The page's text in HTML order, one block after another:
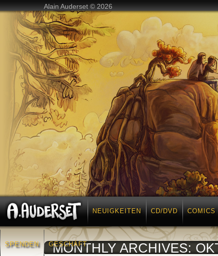
Alain Auderset © 2026
NEUIGKEITEN CD/DVD COMICS
SPENDEN GESCHÄFT
MONTHLY ARCHIVES: